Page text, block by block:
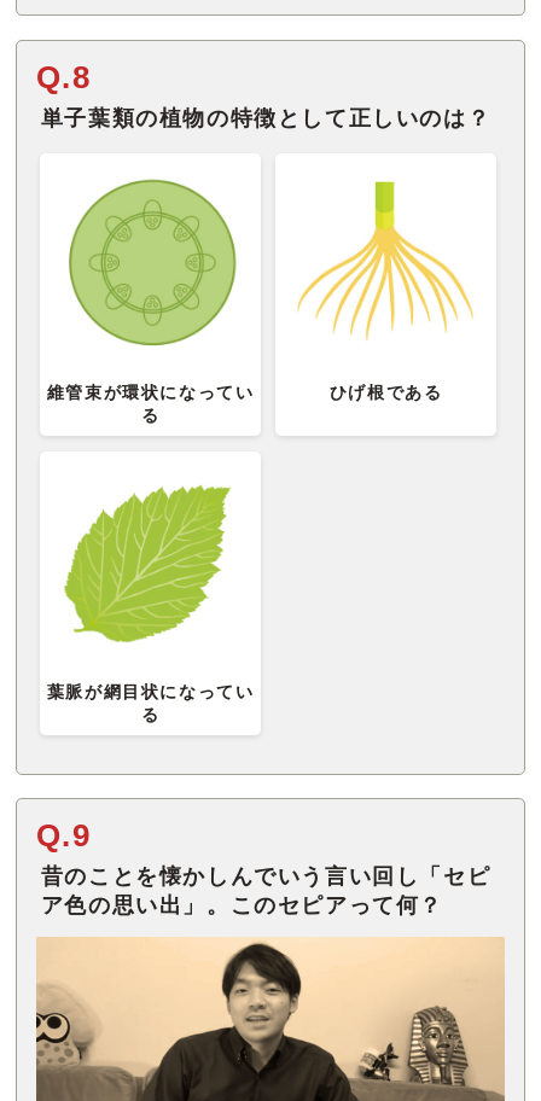
Q.8
単子葉類の植物の特徴として正しいのは？
維管束が環状になってい
る
ひげ根である
葉脈が網目状になってい
る
Q.9
昔のことを懐かしんでいう言い回し「セピ
ア色の思い出」。このセピアって何？